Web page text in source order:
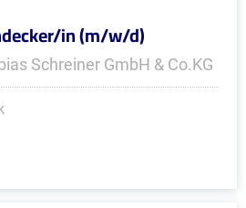
in (m/w/d)
Schreiner GmbH & Co.KG